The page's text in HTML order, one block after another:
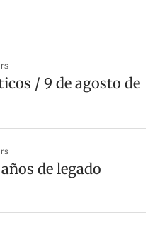
/ 9 de agosto de
de legado